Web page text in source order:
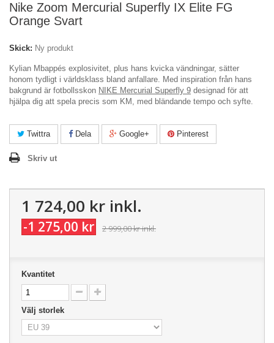
Nike Zoom Mercurial Superfly IX Elite FG
Orange Svart
Skick: Ny produkt
Kylian Mbappés explosivitet, plus hans kvicka vändningar, sätter
honom tydligt i världsklass bland anfallare. Med inspiration från hans
bakgrund är fotbollsskon NIKE Mercurial Superfly 9 designad för att
hjälpa dig att spela precis som KM, med bländande tempo och syfte.
Twittra Dela Google+ Pinterest
Skriv ut
1 724,00 kr inkl.
-1 275,00 kr 2 999,00 krinkl.
Kvantitet
Välj storlek